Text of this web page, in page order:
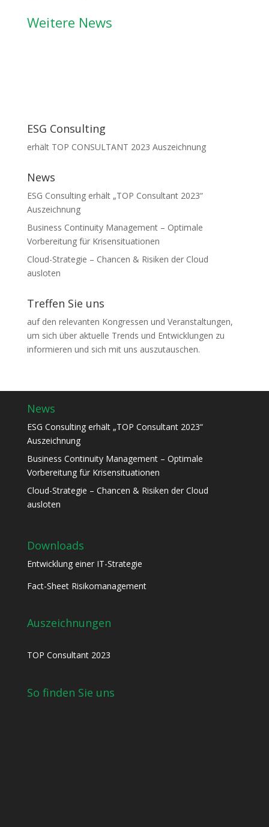
Weitere News
ESG Consulting
erhält TOP CONSULTANT 2023 Auszeichnung
News
ESG Consulting erhält „TOP Consultant 2023“
Auszeichnung
Business Continuity Management – Optimale
Vorbereitung für Krisensituationen
Cloud-Strategie – Chancen & Risiken der Cloud
ausloten
Treffen Sie uns
auf den relevanten Kongressen und Veranstaltungen,
um sich über aktuelle Trends und Entwicklungen zu
informieren und sich mit uns auszutauschen.
News
ESG Consulting erhält „TOP Consultant 2023“
Auszeichnung
Business Continuity Management – Optimale
Vorbereitung für Krisensituationen
Cloud-Strategie – Chancen & Risiken der Cloud
ausloten
Downloads
Entwicklung einer IT-Strategie
Fact-Sheet Risikomanagement
Auszeichnungen
TOP Consultant 2023
So finden Sie uns